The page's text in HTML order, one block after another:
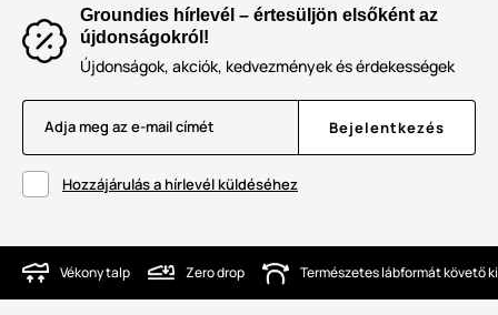
Groundies hírlevél – értesüljön elsőként az
újdonságokról!
Újdonságok, akciók, kedvezmények és érdekességek
Adja meg az e-mail címét Bejelentkezés
Hozzájárulás a hírlevél küldéséhez
Vékony talp Zero drop Természetes lábformát követő